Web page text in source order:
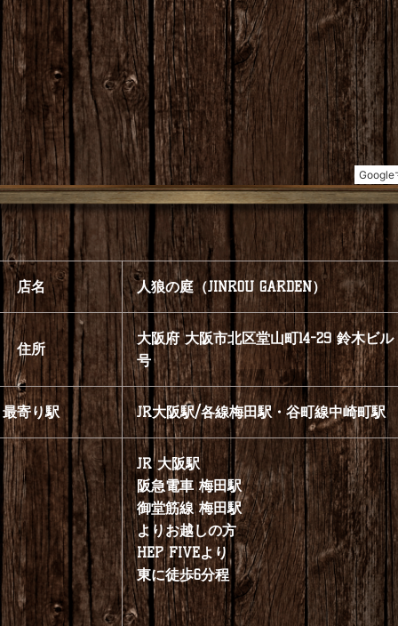
店名 人狼の庭（JINROU GARDEN）
住所
大阪府 大阪市北区堂山町14-29 鈴木ビル
号
最寄り駅 JR大阪駅/各線梅田駅・谷町線中崎町駅
JR 大阪駅
阪急電車 梅田駅
御堂筋線 梅田駅
よりお越しの方
HEP FIVEより
東に徒歩6分程